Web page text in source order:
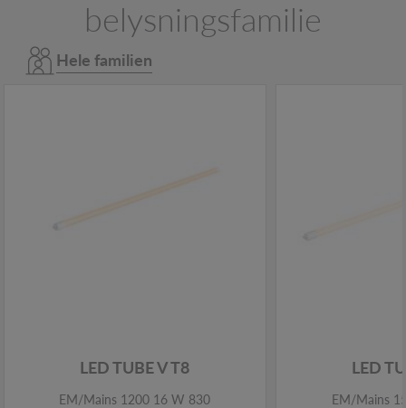
belysningsfamilie
Hele familien
LED TUBE V T8
EM/Mains 1200 16 W 830
LED
EM/Mains